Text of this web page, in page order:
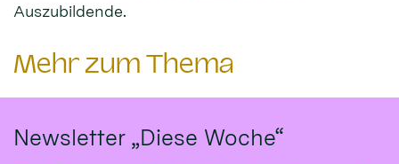
Auszubildende.
Mehr zum Thema
Newsletter „Diese Woche“